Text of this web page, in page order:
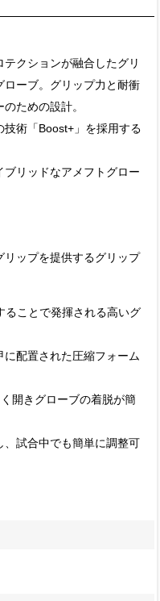
クションが融合したグリ
ローブ。グリップ力と耐衝
ための設計。
術「Boost+」を採用する
リッドなアメフトグロー
リップを提供するグリップ
ことで発揮される高いグ
配置された圧縮フォーム
開きグローブの着脱が簡
試合中でも簡単に調整可